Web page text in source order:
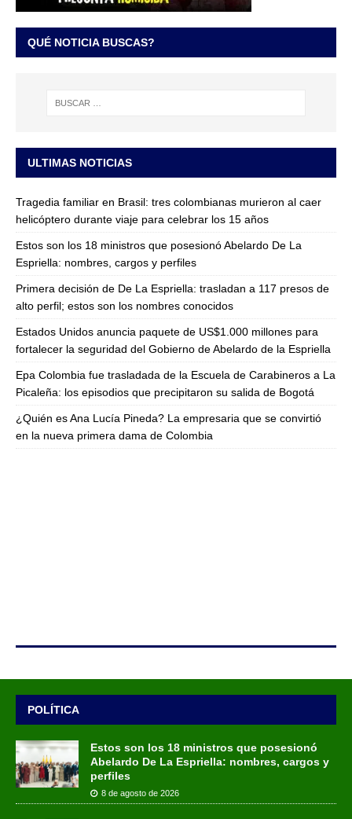
QUÉ NOTICIA BUSCAS?
ULTIMAS NOTICIAS
Tragedia familiar en Brasil: tres colombianas murieron al caer
helicóptero durante viaje para celebrar los 15 años
Estos son los 18 ministros que posesionó Abelardo De La
Espriella: nombres, cargos y perfiles
Primera decisión de De La Espriella: trasladan a 117 presos de
alto perfil; estos son los nombres conocidos
Estados Unidos anuncia paquete de US$1.000 millones para
fortalecer la seguridad del Gobierno de Abelardo de la Espriella
Epa Colombia fue trasladada de la Escuela de Carabineros a La
Picaleña: los episodios que precipitaron su salida de Bogotá
¿Quién es Ana Lucía Pineda? La empresaria que se convirtió
en la nueva primera dama de Colombia
POLÍTICA
Estos son los 18 ministros que posesionó
Abelardo De La Espriella: nombres, cargos y
perfiles
8 de agosto de 2026